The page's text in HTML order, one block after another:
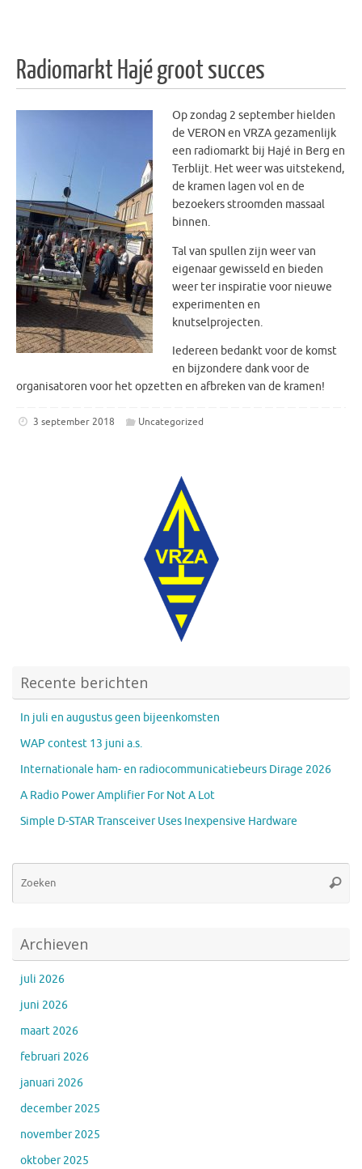
Radiomarkt Hajé groot succes
Op zondag 2 september hielden
de VERON en VRZA gezamenlijk
een radiomarkt bij Hajé in Berg en
Terblijt. Het weer was uitstekend,
de kramen lagen vol en de
bezoekers stroomden massaal
binnen.
Tal van spullen zijn weer van
eigenaar gewisseld en bieden
weer ter inspiratie voor nieuwe
experimenten en
knutselprojecten.
Iedereen bedankt voor de komst
en bijzondere dank voor de
organisatoren voor het opzetten en afbreken van de kramen!
3 september 2018 Uncategorized
Recente berichten
In juli en augustus geen bijeenkomsten
WAP contest 13 juni a.s.
Internationale ham- en radiocommunicatiebeurs Dirage 2026
A Radio Power Amplifier For Not A Lot
Simple D-STAR Transceiver Uses Inexpensive Hardware
Archieven
juli 2026
juni 2026
maart 2026
februari 2026
januari 2026
december 2025
november 2025
oktober 2025